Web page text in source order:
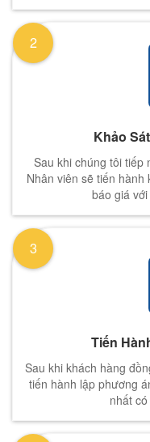
Khảo
Sau khi chúng tôi tiếp
Nhân viên sẽ tiến
báo giá
2
Tiến
Sau khi khách hàng
tiến hành lập phương
nhất
3